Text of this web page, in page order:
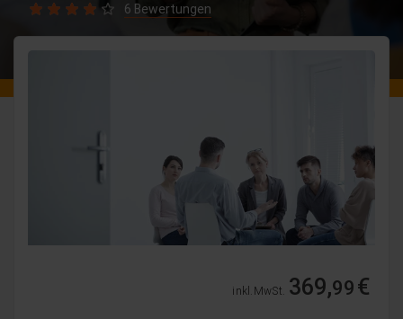
6 Bewertungen
inkl. MwSt. 369,99€